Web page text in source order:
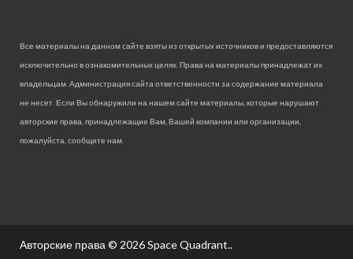
Все материалы на данном сайте взяты из открытых источников и предоставляются
исключительно в ознакомительных целях. Права на материалы принадлежат их
владельцам. Администрация сайта ответственности за содержание материала
не несет. Если Вы обнаружили на нашем сайте материалы, которые нарушают
авторские права, принадлежащие Вам, Вашей компании или организации,
пожалуйста, сообщите нам.
Авторские права © 2026Space Quadrant..